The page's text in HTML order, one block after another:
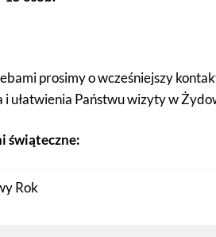
prosimy o wcześniejszy
i ułatwienia Państwu wizyty w
świąteczne:
Rok